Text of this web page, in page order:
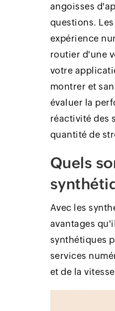
angoisses
questions.
expérience
routier d'une
votre
montrer et
évaluer la
réactivité des
quantité de
Quels
Avec les
avantages
synthétiques
services
et de la